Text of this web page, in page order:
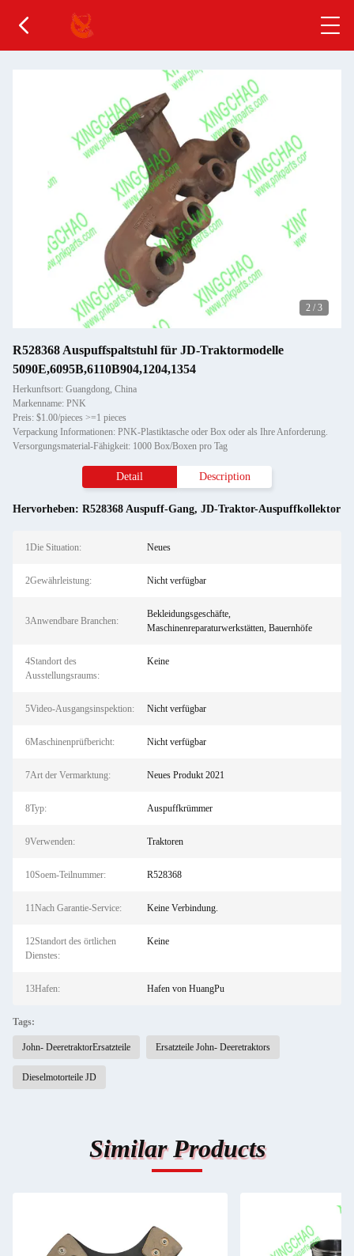
2 / 3
R528368 Auspuffspaltstuhl für JD-Traktormodelle
5090E,6095B,6110B904,1204,1354
Herkunftsort: Guangdong, China
Markenname: PNK
Preis: $1.00/pieces >=1 pieces
Verpackung Informationen: PNK-Plastiktasche oder Box oder als Ihre Anforderung.
Versorgungsmaterial-Fähigkeit: 1000 Box/Boxen pro Tag
Detail Description
Hervorheben: R528368 Auspuff-Gang, JD-Traktor-Auspuffkollektor
1Die Situation: Neues
2Gewährleistung: Nicht verfügbar
3Anwendbare Branchen:
Bekleidungsgeschäfte,
Maschinenreparaturwerkstätten, Bauernhöfe
4Standort des
Ausstellungsraums:
Keine
5Video-Ausgangsinspektion: Nicht verfügbar
6Maschinenprüfbericht: Nicht verfügbar
7Art der Vermarktung: Neues Produkt 2021
8Typ: Auspuffkrümmer
9Verwenden: Traktoren
10Soem-Teilnummer: R528368
11Nach Garantie-Service: Keine Verbindung.
12Standort des örtlichen
Dienstes:
Keine
13Hafen: Hafen von HuangPu
Tags:
John- DeeretraktorErsatzteile Ersatzteile John- Deeretraktors
Dieselmotorteile JD
Similar Products